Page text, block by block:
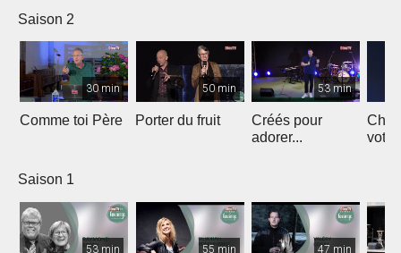
Saison 2
30 min
Comme toi Père
50 min
Porter du fruit
53 min
Créés pour
adorer...
Saison 1
53 min 55 min 47 min